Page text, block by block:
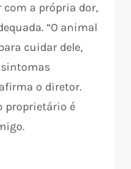
a própria dor,
“O animal
cuidar dele,
sintomas
o diretor.
proprietário é